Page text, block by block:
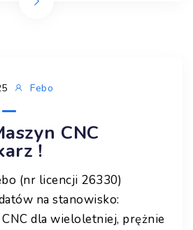
Febo
CNC
!
(nr licencji 26330)
na stanowisko:
dla wieloletniej, prężnie